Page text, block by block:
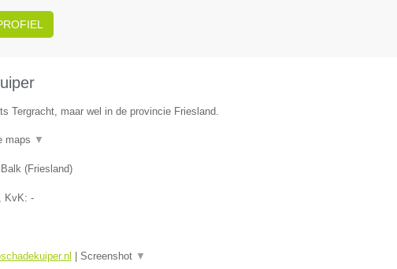
Tergracht, maar wel in de provincie Friesland.
maps ▼
Balk(Friesland)
KvK: -
Screenshot ▼